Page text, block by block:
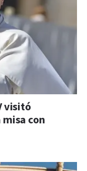
visitó
con